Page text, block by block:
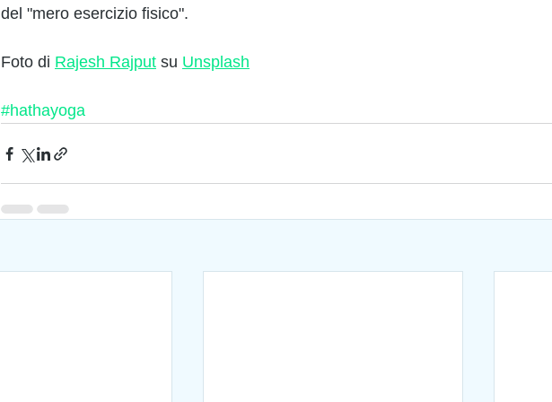
del "mero esercizio fisico".
Foto di Rajesh Rajput su Unsplash
#hathayoga